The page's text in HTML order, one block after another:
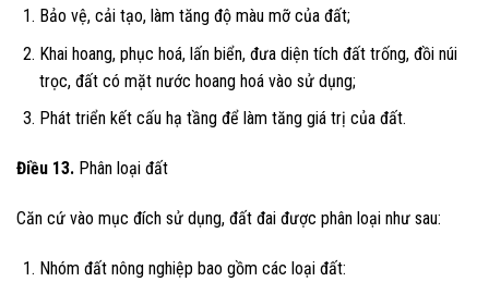
Bảo vệ, cải tạo, làm tăng độ màu mỡ của đất;
Khai hoang, phục hoá, lấn biển, đưa diện tích đất trống, đồi núi
trọc, đất có mặt nước hoang hoá vào sử dụng;
Phát triển kết cấu hạ tầng để làm tăng giá trị của đất.
Điều 13. Phân loại đất
Căn cứ vào mục đích sử dụng, đất đai được phân loại như sau:
Nhóm đất nông nghiệp bao gồm các loại đất: